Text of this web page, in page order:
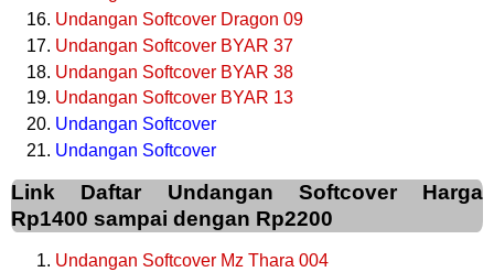
Undangan Softcover Dragon 09
Undangan Softcover BYAR 37
Undangan Softcover BYAR 38
Undangan Softcover BYAR 13
Undangan Softcover
Undangan Softcover
Link Daftar Undangan Softcover Harga
Rp1400 sampai dengan Rp2200
Undangan Softcover Mz Thara 004